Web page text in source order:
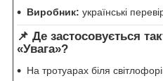
Виробник: українські
📌 Де застосовується
«Увага»?
На тротуарах біля